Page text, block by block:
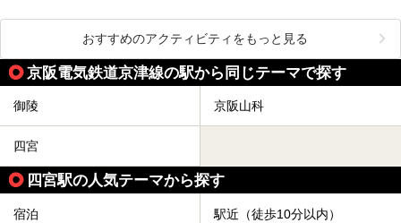
おすすめのアクティビティをもっと見る
京阪電気鉄道京津線の駅から同じテーマで探す
御陵 京阪山科
四宮
四宮駅の人気テーマから探す
宿泊 駅近（徒歩10分以内）